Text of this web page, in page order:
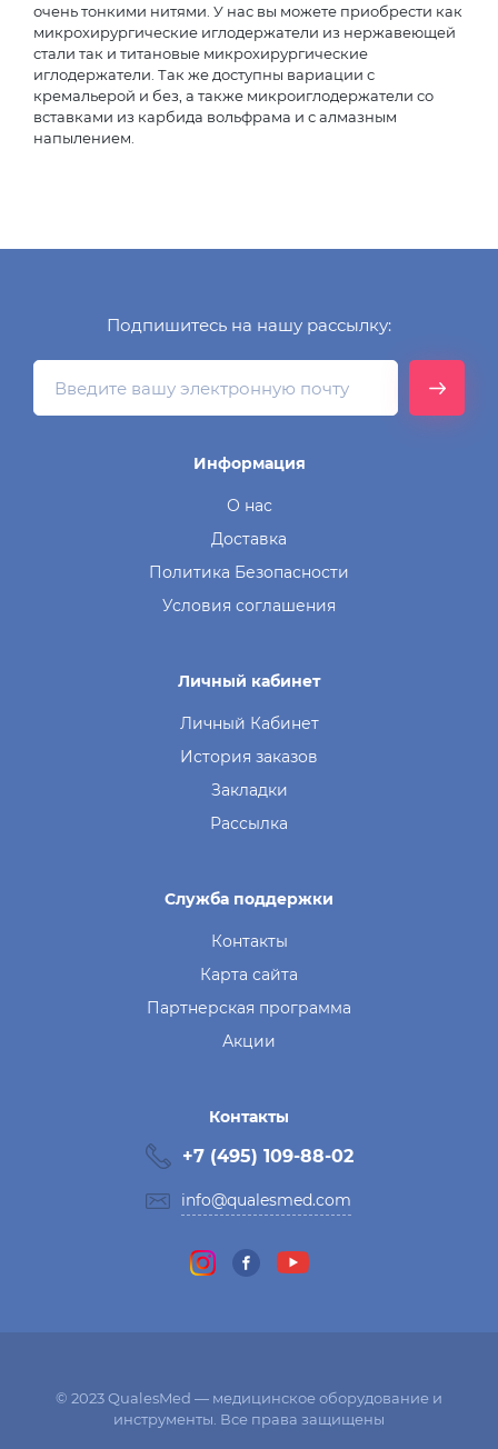
очень тонкими нитями. У нас вы можете приобрести как
микрохирургические иглодержатели из нержавеющей
стали так и титановые микрохирургические
иглодержатели. Так же доступны вариации с
кремальерой и без, а также микроиглодержатели со
вставками из карбида вольфрама и с алмазным
напылением.
Подпишитесь на нашу рассылку:
Информация
О нас
Доставка
Политика Безопасности
Условия соглашения
Личный кабинет
Личный Кабинет
История заказов
Закладки
Рассылка
Служба поддержки
Контакты
Карта сайта
Партнерская программа
Акции
Контакты
+7 (495) 109-88-02
info@qualesmed.com
© 2023 QualesMed — медицинское оборудование и
инструменты. Все права защищены